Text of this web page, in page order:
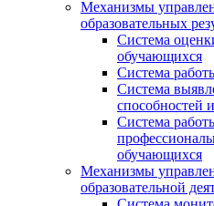
Механизмы
образовательных
Система
обучающихся
Система
Система
способностей
Система
обучающихся
Механизмы
образовательной